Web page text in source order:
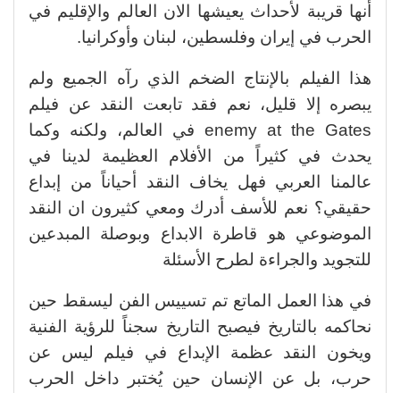
أنها قريبة لأحداث يعيشها الان العالم والإقليم في
الحرب في إيران وفلسطين، لبنان وأوكرانيا.
هذا الفيلم بالإنتاج الضخم الذي رآه الجميع ولم
يبصره إلا قليل، نعم فقد تابعت النقد عن فيلم
enemy at the Gates في العالم، ولكنه وكما
يحدث في كثيراً من الأفلام العظيمة لدينا في
عالمنا العربي فهل يخاف النقد أحياناً من إبداع
حقيقي؟ نعم للأسف أدرك ومعي كثيرون ان النقد
الموضوعي هو قاطرة الابداع وبوصلة المبدعين
للتجويد والجراءة لطرح الأسئلة
في هذا العمل الماتع تم تسييس الفن ليسقط حين
نحاكمه بالتاريخ فيصبح التاريخ سجناً للرؤية الفنية
ويخون النقد عظمة الإبداع في فيلم ليس عن
حرب، بل عن الإنسان حين يُختبر داخل الحرب